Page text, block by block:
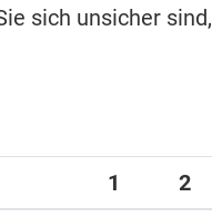
sich unsicher sind,
1
2